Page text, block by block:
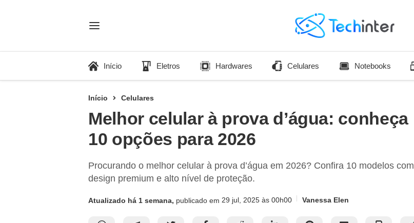
Início Eletros Hardwares Celulares Notebooks
Início Celulares
Melhor celular à prova d’água: conheça
10 opções para 2026
Procurando o melhor celular à prova d’água em 2026? Confira 10 modelos com
design premium e alto nível de proteção.
Atualizado há 1 semana, publicado em 29 jul, 2025 às 00h00 Vanessa Elen